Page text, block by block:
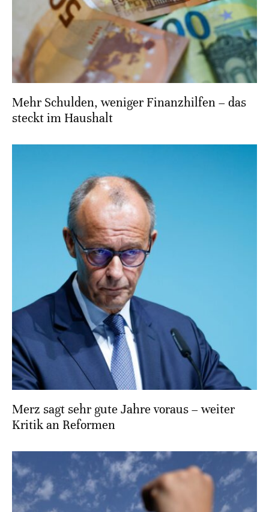
Mehr Schulden, weniger Finanzhilfen – das
steckt im Haushalt
Merz sagt sehr gute Jahre voraus – weiter
Kritik an Reformen